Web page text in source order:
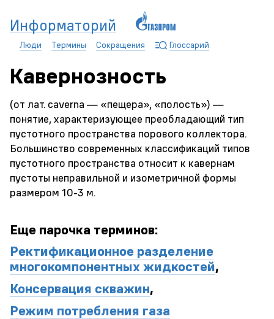
Информаторий
Люди Термины Сокращения Глоссарий
Кавернозность
(от лат. caverna — «пещера», «полость») —
понятие, характеризующее преобладающий тип
пустотного пространства порового коллектора.
Большинство современных классификаций типов
пустотного пространства относит к кавернам
пустоты неправильной и изометричной формы
размером 10-3 м.
Еще парочка терминов:
Ректификационное разделение
многокомпонентных жидкостей,
Консервация скважин,
Режим потребления газа